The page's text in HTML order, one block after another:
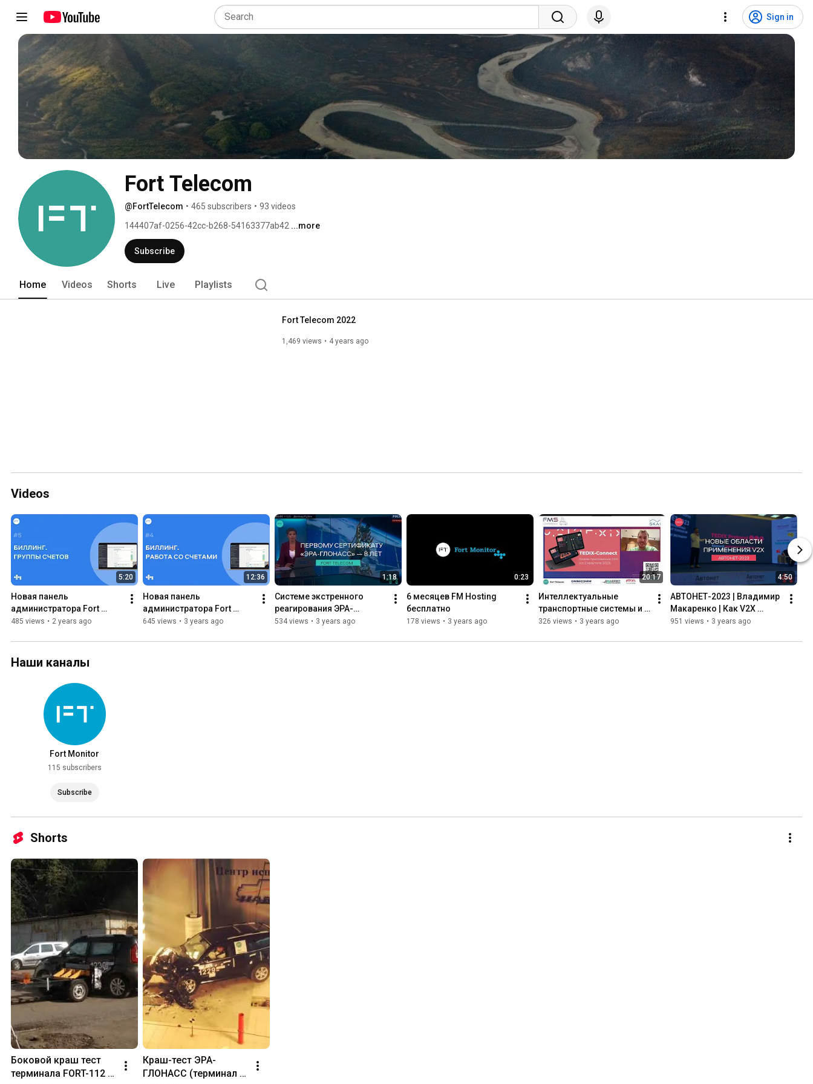
Sign in
Fort Telecom
@FortTelecom • 465 subscribers • 93 videos
144407af-0256-42cc-b268-54163377ab42 ...more
Subscribe
Home Videos Shorts Live Playlists
Fort Telecom 2022
1,469 views 4 years ago
Videos
5:20
Новая панель
администратора Fort
Monitor | Биллинг: группы
485 views • 2 years ago
12:36
Новая панель
администратора Fort
Monitor | Биллинг: счета
645 views • 3 years ago
1:18
Системе экстренного
реагирования ЭРА-
ГЛОНАСС — 8 лет
534 views • 3 years ago
0:23
6 месяцев FM Hosting
бесплатно
178 views • 3 years ago
20:17
Интеллектуальные
транспортные системы и
V2X в городах | Владимир
Conference -2023
326 views • 3 years ago
4:50
АВТОНЕТ-2023 | Владимир
Макаренко | Как V2X
помогает в аграрном
технике
951 views • 3 years ago
Наши каналы
Fort Monitor
115 subscribers
Subscribe
Shorts
Боковой краш тест
терминала FORT-112
Краш-тест ЭРА-
ГЛОНАСС (терминал